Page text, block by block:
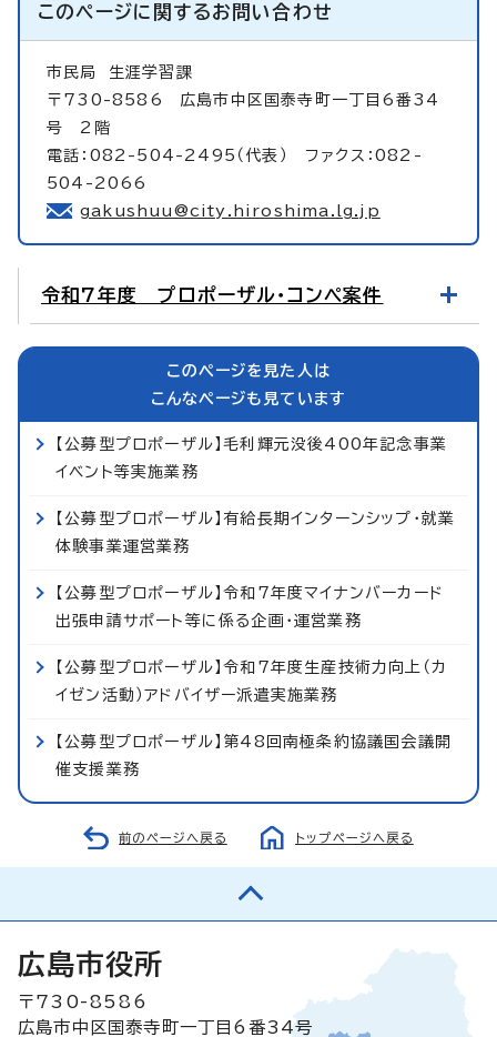
このページに関するお問い合わせ
市民局 生涯学習課
〒730-8586 広島市中区国泰寺町一丁目6番34
号 2階
電話：082-504-2495（代表） ファクス：082-
504-2066
gakushuu@city.hiroshima.lg.jp
令和7年度 プロポーザル・コンペ案件
このページを見た人は
こんなページも見ています
【公募型プロポーザル】毛利輝元没後400年記念事業
イベント等実施業務
【公募型プロポーザル】有給長期インターンシップ・就業
体験事業運営業務
【公募型プロポーザル】令和7年度マイナンバーカード
出張申請サポート等に係る企画・運営業務
【公募型プロポーザル】令和7年度生産技術力向上（カ
イゼン活動）アドバイザー派遣実施業務
【公募型プロポーザル】第48回南極条約協議国会議開
催支援業務
前のページへ戻る トップページへ戻る
広島市役所
〒730-8586
広島市中区国泰寺町一丁目6番34号